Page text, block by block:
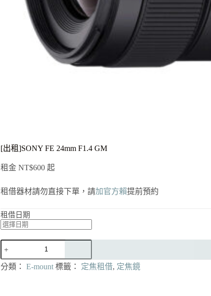
[出租]SONY FE 24mm F1.4 GM
租金 NT$600 起
租借器材請勿直接下單，請加官方賴提前預約
租借日期
FE
24mm
分類： E-mount 標籤： 定焦租借, 定焦鏡